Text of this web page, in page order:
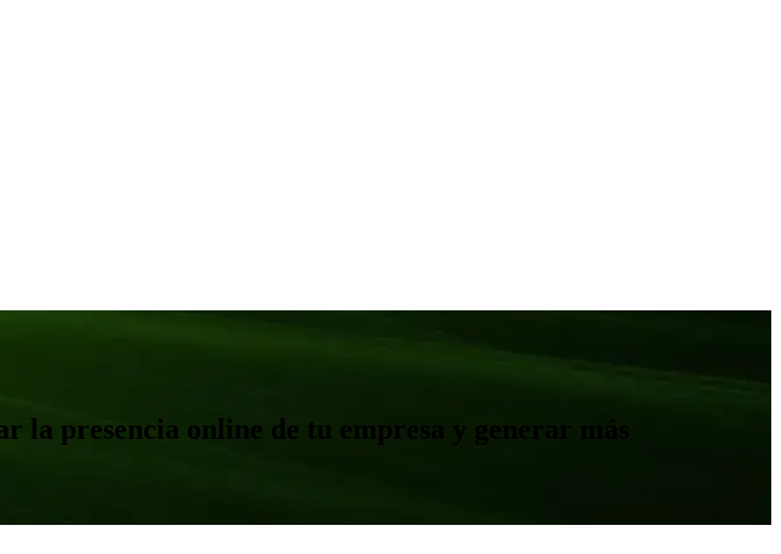
presencia online de tu empresa y generar más